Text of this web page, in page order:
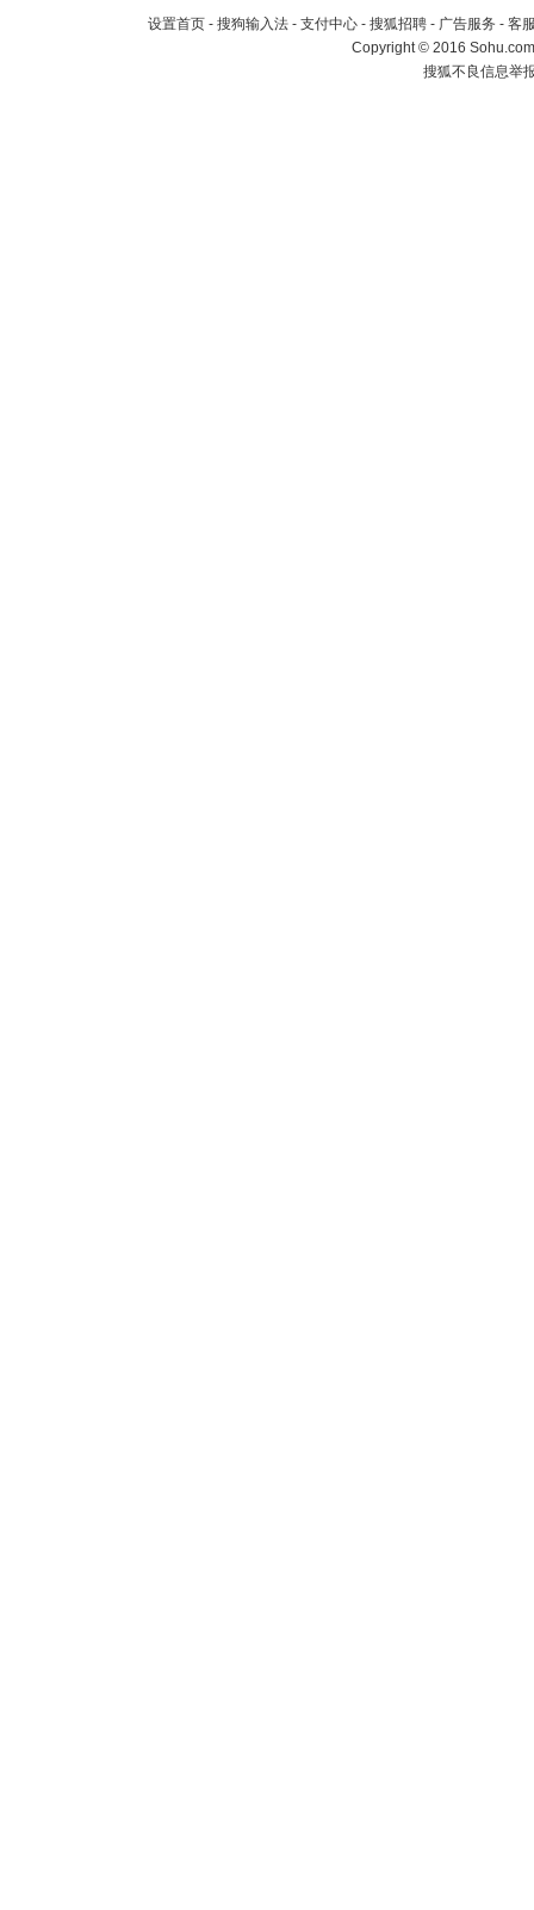
设置首页 - 搜狗输入法 - 支付中心 - 搜狐招聘 - 广告服务 - 客
Copyright©2016
搜狐不良信息举